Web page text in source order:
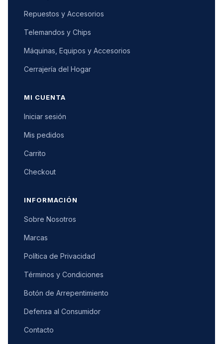
Repuestos y Accesorios
Telemandos y Chips
Máquinas, Equipos y Accesorios
Cerrajería del Hogar
MI CUENTA
Iniciar sesión
Mis pedidos
Carrito
Checkout
INFORMACIÓN
Sobre Nosotros
Marcas
Política de Privacidad
Términos y Condiciones
Botón de Arrepentimiento
Defensa al Consumidor
Contacto